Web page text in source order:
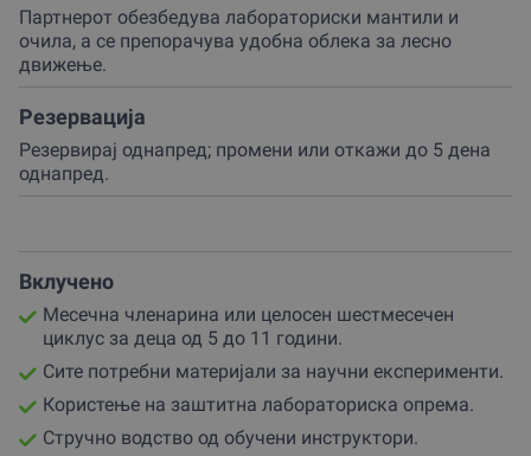
одговор, правејќи ја науката блиска и разбирлива за
сите возрасти (од 5 до 11 години).
Работилниците се одвиваат во групи каде се
поттикнува тимската работа и социјализацијата.
Децата учат како да соработуваат на проекти, како
да ги споделуваат своите откритија и како да се
Оваа авантура низ едукативниот центар трае во
континуитет, овозможувајќи им на учесниците
постепено да градат знаење и самодоверба.
Секој поминат час во лабораторијата е нова емоција
на воодушевување кога ќе се види крајниот резултат
од некој успешен експеримент.
Организаторот нуди различни опции за посета,
Партнерот обезбедува лабораториски мантили и
очила, а се препорачува удобна облека за лесно
движење.
Резервациjа
Резервирај однапред; промени или откажи до 5 дена
однапред.
Вклучено
Месечна членарина или целосен шестмесечен
циклус за деца од 5 до 11 години.
Сите потребни материјали за научни експерименти.
Користење на заштитна лабораториска опрема.
Стручно водство од обучени инструктори.